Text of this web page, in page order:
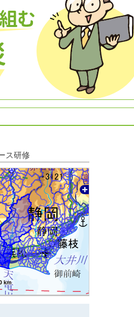
ス研修
km
km
km
km
km